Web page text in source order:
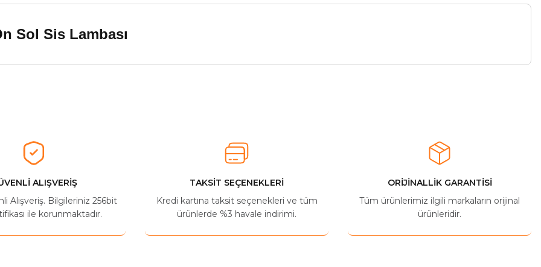
Sol Sis Lambası
ALIŞVERİŞ
Alışveriş. Bilgileriniz 256bit
ile korunmaktadır.
TAKSİT SEÇENEKLERİ
Kredi kartına taksit seçenekleri ve tüm
ürünlerde %3 havale indirimi.
ORİJİNALLİK GARANTİSİ
Tüm ürünlerimiz ilgili markaların orijinal
ürünleridir.